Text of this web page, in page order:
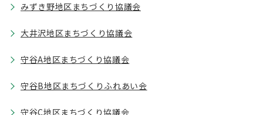
みずき野地区まちづくり協議会
大井沢地区まちづくり協議会
守谷A地区まちづくり協議会
守谷B地区まちづくりふれあい会
守谷C地区まちづくり協議会